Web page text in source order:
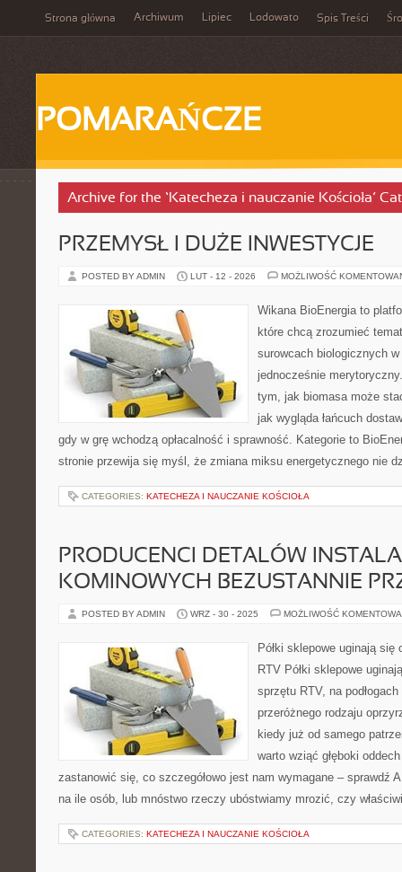
Strona główna Archiwum Lipiec Lodowato Spis Treści
POMARAŃCZE
Archive for the ‘Katecheza i nauczanie Kościoła’
PRZEMYSŁ I DUŻE INWESTYCJE
POSTED BY ADMIN LUT - 12 - 2026 MOŻLIWOŚĆ
Wikana BioEnergia to
które chcą zrozumieć
surowcach biologicznych
jednocześnie
tym, jak biomasa może
jak wygląda łańcuch
gdy w grę wchodzą opłacalność i sprawność. Kategorie to
stronie przewija się myśl, że zmiana miksu energetycznego nie
CATEGORIES: KATECHEZA I NAUCZANIE KOŚCIOŁA
PRODUCENCI DETALÓW
KOMINOWYCH BEZUSTANNIE
POSTED BY ADMIN WRZ - 30 - 2025 MOŻLIWOŚĆ
Półki sklepowe uginają
RTV Półki sklepowe
sprzętu RTV, na
przeróżnego rodzaju
kiedy już od samego
warto wziąć głęboki
zastanowić się, co szczegółowo jest nam wymagane – sprawdź
na ile osób, lub mnóstwo rzeczy ubóstwiamy mrozić, czy
CATEGORIES: KATECHEZA I NAUCZANIE KOŚCIOŁA